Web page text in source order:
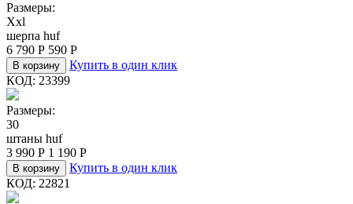
Размеры:
Xxl
шерпа huf
6 790 Р 590 Р
В корзину
Купить в один клик
КОД: 23399
Размеры:
30
штаны huf
3 990 Р 1 190 Р
В корзину
Купить в один клик
КОД: 22821